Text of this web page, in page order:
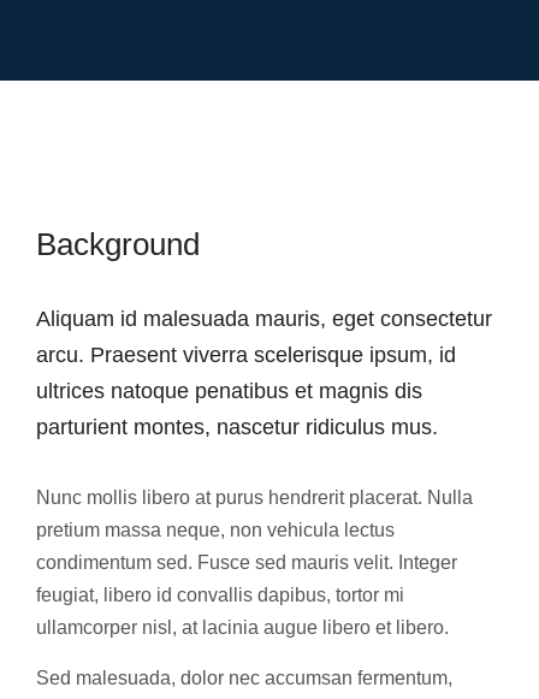
Background
Aliquam id malesuada mauris, eget consectetur
arcu. Praesent viverra scelerisque ipsum, id
ultrices natoque penatibus et magnis dis
parturient montes, nascetur ridiculus mus.
Nunc mollis libero at purus hendrerit placerat. Nulla
pretium massa neque, non vehicula lectus
condimentum sed. Fusce sed mauris velit. Integer
feugiat, libero id convallis dapibus, tortor mi
ullamcorper nisl, at lacinia augue libero et libero.
Sed malesuada, dolor nec accumsan fermentum,